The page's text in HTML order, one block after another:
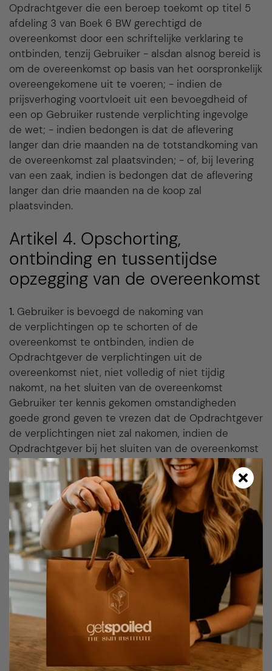
Opdrachtgever die een beroep toekomt op titel 5
afdeling 3 van Boek 6 BW gerechtigd de
overeenkomst door een schriftelijke verklaring te
ontbinden, tenzij Gebruiker - alsdan alsnog bereid is
om de overeenkomst op basis van het oorspronkelijk
overeengekomene uit te voeren; - indien de
prijsverhoging voortvloeit uit een bevoegdheid of
een op Gebruiker rustende verplichting ingevolge
de wet; - indien bedongen is dat de aflevering
langer dan drie maanden na de totstandkoming van
de overeenkomst zal plaatsvinden; - of, bij levering
van een zaak, indien is bedongen dat de aflevering
langer dan drie maanden na de koop zal
plaatsvinden.
Artikel 4. Opschorting,
ontbinding en tussentijdse
opzegging van de overeenkomst
1. Gebruiker is bevoegd de nakoming van
de verplichtingen op te schorten of de
overeenkomst te ontbinden, indien de
Opdrachtgever de verplichtingen uit de
overeenkomst niet, niet volledig of niet tijdig
nakomt, na het sluiten van de overeenkomst
Gebruiker ter kennis gekomen omstandigheden
goede grond geven te vrezen dat de Opdrachtgever
de verplichtingen niet zal nakomen, indien de
Opdrachtgever bij het sluiten van de overeenkomst
verzocht is om zekerheid te stellen voor de
voldoening van zijn verplichtingen uit de
overeenkomst en deze zekerheid uitblijft of
onvoldoende is of indien door de vertraging aan de
zijde van de Opdrachtgever niet langer van
Gebruiker kan worden gevergd dat hij de
overeenkomst tegen de oorspronkelijk
overeengekomen condities zal nakomen.
2.Voorts is Gebruiker bevoegd de overeenkomst te
ontbinden indien zich omstandigheden voordoen
welke van dien aard zijn dat nakoming van de
overeenkomst onmogelijk is of indien er zich
anderszins omstandigheden voordoen die van dien
aard zijn dat ongewijzigde instandhouding van de